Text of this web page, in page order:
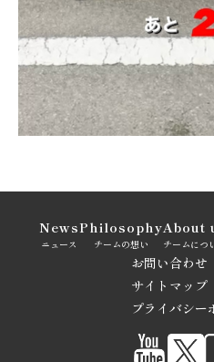
ニュース
News
チームの想い
Philosophy
チームにつ
About
お問い合わせ
サイトマップ
プライバシー